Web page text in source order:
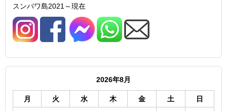
スンバワ島2021～現在
2026年8月
月 火 水 木 金 土 日